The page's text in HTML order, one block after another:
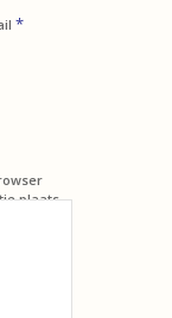
*
plaats.